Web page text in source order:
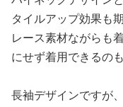
タイルアップ効果も
レース素材ながらも
にせず着用できるの
長袖デザインですが